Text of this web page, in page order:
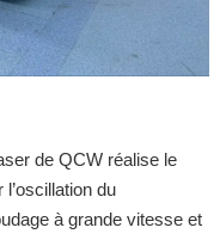
de QCW réalise le
du
à grande vitesse et